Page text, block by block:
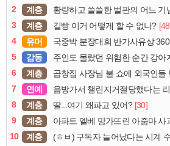
2
계층 황량하고 쓸쓸한 벌판의 어느 기
3
계층 길빵 이거 어떻게 할 수 없나?
4
유머 국중박 분장대회 반가사유상
5
감동 주인도 몰랐던 위험한 순간 강아
6
계층 곱창집 사장님 불 쇼에 외국인들
7
연예 음방가서 챌린지거절당했다는
8
계층 딸...여기 왜파고 있어? [30]
9
계층 아파트 엘베 망가뜨린 아줌마 사
10
계층 (ㅎㅂ) 구독자 늘어났다는 시계